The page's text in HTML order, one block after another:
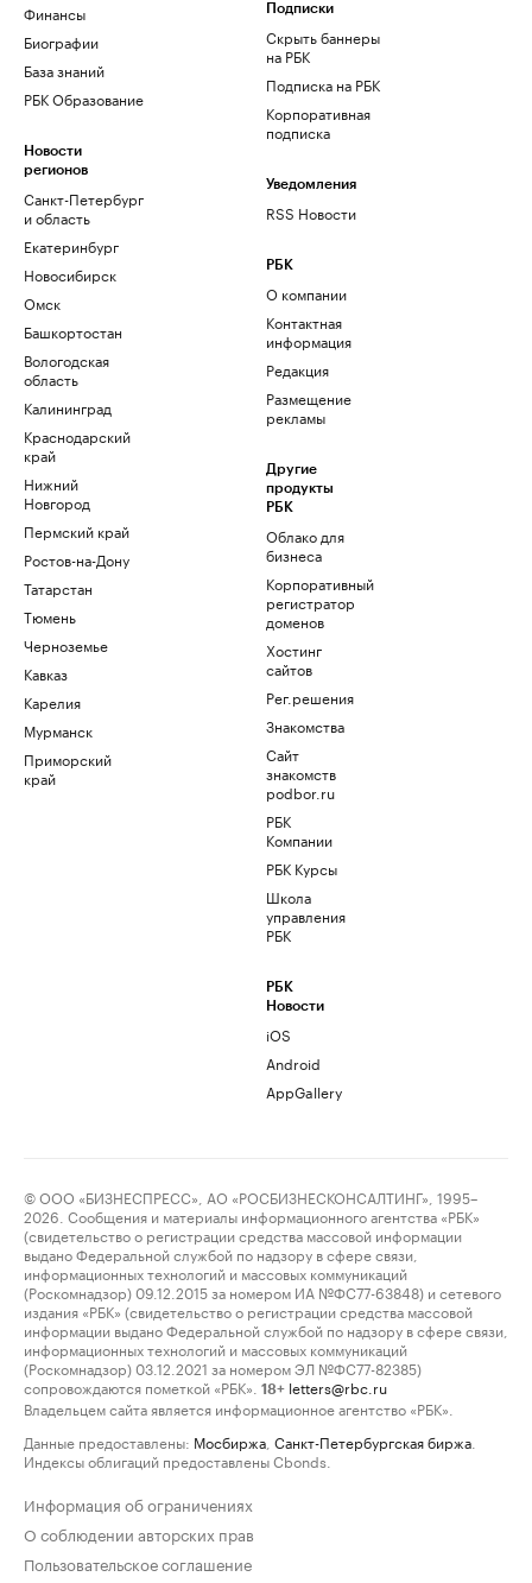
Финансы
Биографии
База знаний
РБК Образование
Новости
регионов
Санкт-Петербург
и область
Екатеринбург
Новосибирск
Омск
Башкортостан
Вологодская
область
Калининград
Краснодарский
край
Нижний
Новгород
Пермский край
Ростов-на-Дону
Татарстан
Тюмень
Черноземье
Кавказ
Карелия
Мурманск
Приморский
край
Подписки
Скрыть баннеры
на РБК
Подписка на РБК
Корпоративная
подписка
Уведомления
RSS Новости
РБК
О компании
Контактная
информация
Редакция
Размещение
рекламы
Другие
продукты
РБК
Облако для
бизнеса
Корпоративный
регистратор
доменов
Хостинг
сайтов
Рег.решения
Знакомства
Сайт
знакомств
podbor.ru
РБК
Компании
РБК Курсы
Школа
управления
РБК
РБК
Новости
iOS
Android
AppGallery
© ООО «БИЗНЕСПРЕСС», АО «РОСБИЗНЕСКОНСАЛТИНГ», 1995–
2026. Сообщения и материалы информационного агентства «РБК»
(свидетельство о регистрации средства массовой информации
выдано Федеральной службой по надзору в сфере связи,
информационных технологий и массовых коммуникаций
(Роскомнадзор) 09.12.2015 за номером ИА №ФС77-63848) и сетевого
издания «РБК» (свидетельство о регистрации средства массовой
информации выдано Федеральной службой по надзору в сфере связи,
информационных технологий и массовых коммуникаций
(Роскомнадзор) 03.12.2021 за номером ЭЛ №ФС77-82385)
сопровождаются пометкой «РБК».
18+ letters@rbc.ru
Владельцем сайта является информационное агентство «РБК».
Данные предоставлены: Мосбиржа Санкт-Петербургская биржа
Индексы облигаций предоставлены Cbonds.
Информация об ограничениях
О соблюдении авторских прав
Пользовательское соглашение